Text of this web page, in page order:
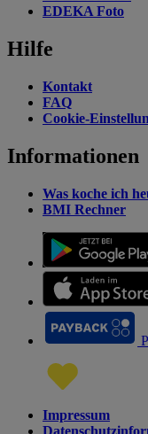
EDEKA Foto
Hilfe
Kontakt
FAQ
Cookie-
Informationen
Was koche ich
BMI Rechner
Impressum